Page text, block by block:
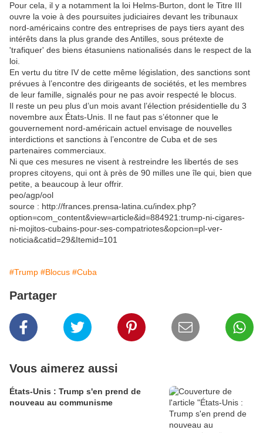
Pour cela, il y a notamment la loi Helms-Burton, dont le Titre III
ouvre la voie à des poursuites judiciaires devant les tribunaux
nord-américains contre des entreprises de pays tiers ayant des
intérêts dans la plus grande des Antilles, sous prétexte de
'trafiquer' des biens étasuniens nationalisés dans le respect de la
loi.
En vertu du titre IV de cette même législation, des sanctions sont
prévues à l’encontre des dirigeants de sociétés, et les membres
de leur famille, signalés pour ne pas avoir respecté le blocus.
Il reste un peu plus d’un mois avant l’élection présidentielle du 3
novembre aux États-Unis. Il ne faut pas s’étonner que le
gouvernement nord-américain actuel envisage de nouvelles
interdictions et sanctions à l’encontre de Cuba et de ses
partenaires commerciaux.
Ni que ces mesures ne visent à restreindre les libertés de ses
propres citoyens, qui ont à près de 90 milles une île qui, bien que
petite, a beaucoup à leur offrir.
peo/agp/ool
source : http://frances.prensa-latina.cu/index.php?
option=com_content&view=article&id=884921:trump-ni-cigares-
ni-mojitos-cubains-pour-ses-compatriotes&opcion=pl-ver-
noticia&catid=29&Itemid=101
#Trump #Blocus #Cuba
Partager
Vous aimerez aussi
États-Unis : Trump s'en prend de
nouveau au communisme